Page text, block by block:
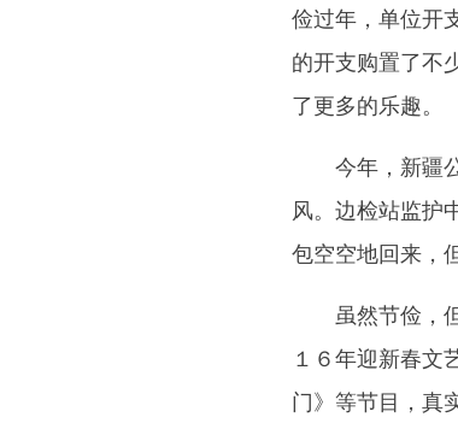
俭过年，单位开
的开支购置了不
了更多的乐趣。
今年，新疆公
风。边检站监护
包空空地回来，
虽然节俭，但
１６年迎新春文
门》等节目，真